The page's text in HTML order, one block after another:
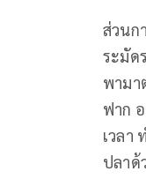
ส่วนก
ระมัด
พามา
ฟาก
เวลา
ปลาด้